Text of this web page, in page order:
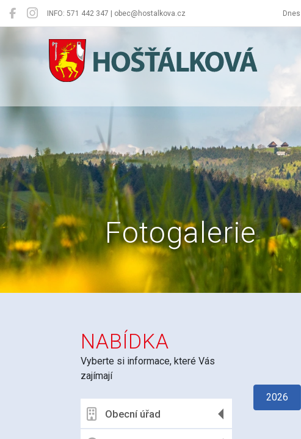
INFO: 571 442 347 | obec@hostalkova.cz
Hošťálková
Fotogalerie
NABÍDKA
Vyberte si informace, které Vás
zajímají
Obecní úřad
2026